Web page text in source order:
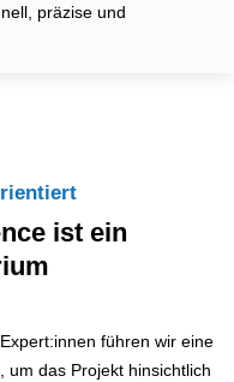
präzise und
ist ein
führen wir eine
um das Projekt hinsichtlich